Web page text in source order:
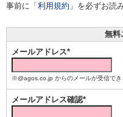
事前に「 利用規約 」を必ずお読
無料
メールアドレス*
※@agos.co.jp からのメールが受信でき
メールアドレス確認*